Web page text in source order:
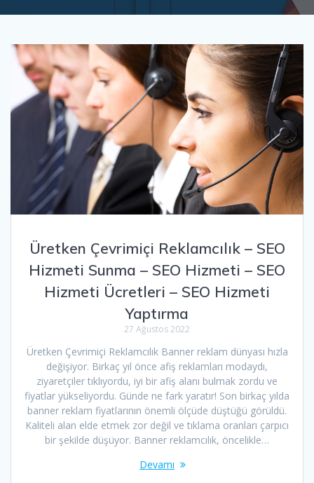
Üretken Çevrimiçi Reklamcılık – SEO
Hizmeti Sunma – SEO Hizmeti – SEO
Hizmeti Ücretleri – SEO Hizmeti
Yaptırma
27 Ağustos 2022
Üretken Çevrimiçi Reklamcılık Banner reklam dünyası hızla
değişiyor. Birkaç yıl önce afiş reklamları modaydı,
ziyaretçiler tıklıyordu, iyi bir afiş alanı bulmak zordu ve
fiyatlar yükseliyordu. Günde ne fark yaratır! Son birkaç yılda
banner reklam fiyatlarının önemli ölçüde düştüğü görüldü.
Kaliteli alan elde etmek zor değil ve tıklama oranları çarpıcı
bir şekilde düşüyor. Banner reklamcılık, öncelikle…
Devamı